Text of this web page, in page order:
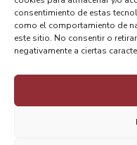
consentimiento de estas
como el comportamiento de
este sitio. No consentir o
negativamente a ciertas
ANTERIOR